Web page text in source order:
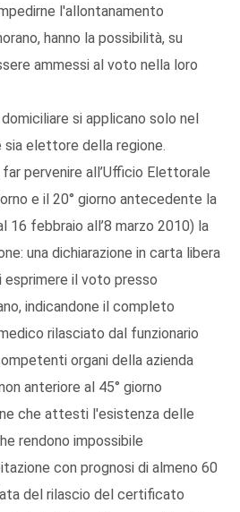
l'allontanamento
hanno la possibilità, su
ammessi al voto nella loro
si applicano solo nel
sia elettore della regione.
pervenire all’Ufficio Elettorale
e il 20° giorno antecedente la
16 febbraio all’8 marzo 2010) la
una dichiarazione in carta libera
il voto presso
indicandone il completo
rilasciato dal funzionario
organi della azienda
anteriore al 45° giorno
che attesti l'esistenza delle
rendono impossibile
con prognosi di almeno 60
del rilascio del certificato